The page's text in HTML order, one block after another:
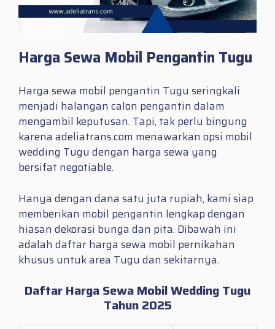
Harga Sewa Mobil Pengantin Tugu
Harga sewa mobil pengantin Tugu seringkali
menjadi halangan calon pengantin dalam
mengambil keputusan. Tapi, tak perlu bingung
karena adeliatrans.com menawarkan opsi mobil
wedding Tugu dengan harga sewa yang
bersifat negotiable.
Hanya dengan dana satu juta rupiah, kami siap
memberikan mobil pengantin lengkap dengan
hiasan dekorasi bunga dan pita. Dibawah ini
adalah daftar harga sewa mobil pernikahan
khusus untuk area Tugu dan sekitarnya.
Daftar Harga Sewa Mobil Wedding Tugu
Tahun 2025